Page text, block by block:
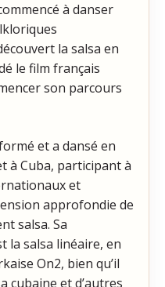
à danser
la salsa en
le film français
son parcours
et a dansé en
à Cuba, participant à
et
approfondie de
salsa. Sa
la salsa linéaire, en
On2, bien qu’il
cubaine et d’autres